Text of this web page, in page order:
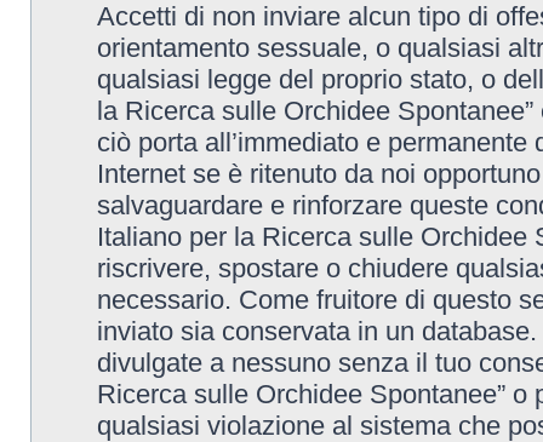
Accetti di non inviare alcun tipo di
orientamento sessuale, o qualsiasi
qualsiasi legge del proprio stato, o
la Ricerca sulle Orchidee
ciò porta all’immediato e
Internet se è ritenuto da noi
salvaguardare e rinforzare queste
Italiano per la Ricerca sulle Orchidee
riscrivere, spostare o chiudere
necessario. Come fruitore di questo
inviato sia conservata in un
divulgate a nessuno senza il tuo
Ricerca sulle Orchidee Spontanee”
qualsiasi violazione al sistema che